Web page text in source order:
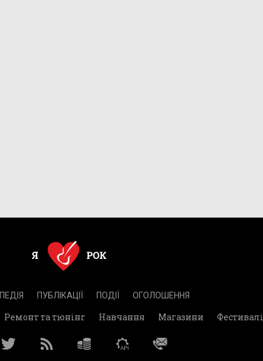
ПУБЛІКАЦІЇ ПОДІЇ ОГОЛОШЕННЯ
Ремонт та тюнінг Навчання Магазини Фестивалі